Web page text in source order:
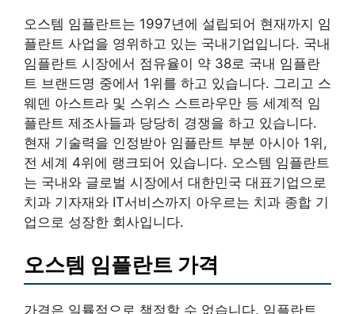
오스템 임플란트는 1997년에 설립되어 현재까지 임
플란트 사업을 영위하고 있는 국내기업입니다. 국내
임플란트 시장에서 점유율이 약 38로 국내 임플란
트 브랜드명 중에서 1위를 하고 있습니다. 그리고 스
웨덴 아스트라 및 스위스 스트라우만 등 세계적 임
플란트 제조사들과 당당히 경쟁을 하고 있습니다.
현재 기술력을 인정받아 임플란트 부분 아시아 1위,
전 세계 4위에 랭크되어 있습니다. 오스템 임플란트
는 국내와 글로벌 시장에서 대한민국 대표기업으로
치과 기자재와 IT서비스까지 아우르는 치과 종합 기
업으로 성장한 회사입니다.
오스템 임플란트 가격
가격은 일률적으로 책정할 수 없습니다. 임플란트